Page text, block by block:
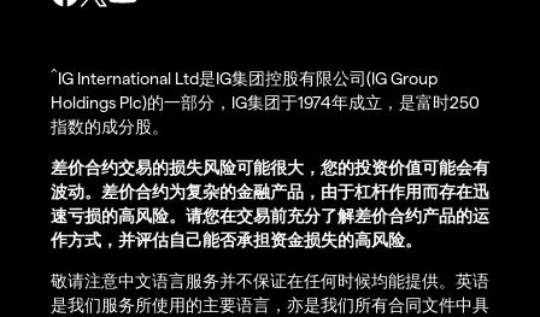
^IG International Ltd是IG集团控股有限公司(IG Group
Holdings Plc)的一部分，IG集团于1974年成立，是富时250
指数的成分股。
差价合约交易的损失风险可能很大，您的投资价值可能会有
波动。差价合约为复杂的金融产品，由于杠杆作用而存在迅
速亏损的高风险。请您在交易前充分了解差价合约产品的运
作方式，并评估自己能否承担资金损失的高风险。
敬请注意中文语言服务并不保证在任何时候均能提供。英语
是我们服务所使用的主要语言，亦是我们所有合同文件中具